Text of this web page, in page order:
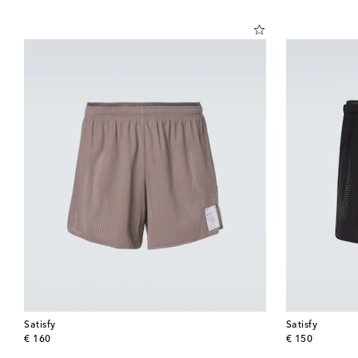
Satisfy
€ 160
original price
Satisfy
€ 150
original price